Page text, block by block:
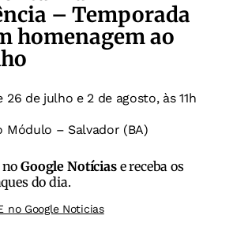
– Temporada
homenagem ao
26 de julho e 2 de agosto, às 11h
Módulo – Salvador (BA)
noGoogle Notíciase receba os
do dia.
no Google Noticias